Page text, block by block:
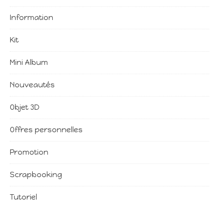
Information
Kit
Mini Album
Nouveautés
Objet 3D
Offres personnelles
Promotion
Scrapbooking
Tutoriel